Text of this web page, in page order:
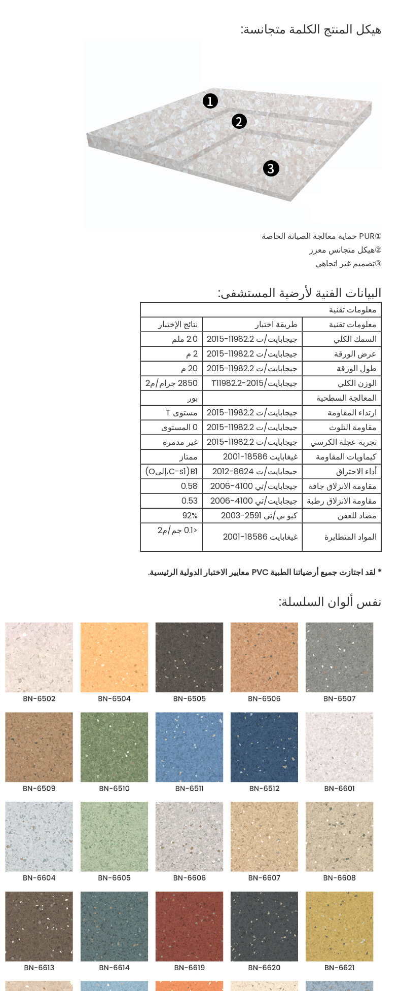
هيكل المنتج الكلمة متجانسة:
①PUR حماية معالجة الصيانة الخاصة
②هيكل متجانس معزز
③تصميم غير اتجاهي
البيانات الفنية لأرضية المستشفى:
معلومات تقنية
معلومات تقنية
طريقة اختبار
نتائج الإختبار
السمك الكلي
جيجابايت/ت 11982.2-2015
2.0 ملم
عرض الورقة
جيجابايت/ت 11982.2-2015
2 م
طول الورقة
جيجابايت/ت 11982.2-2015
20 م
الوزن الكلي
جيجابايت/T11982.2-2015
2850 جرام/م2
المعالجة السطحية
بور
ارتداء المقاومة
جيجابايت/ت 11982.2-2015
مستوى T
مقاومة التلوث
جيجابايت/ت 11982.2-2015
0 المستوى
تجربة عجلة الكرسي
جيجابايت/ت 11982.2-2015
غير مدمرة
كيماويات المقاومة
غيغابايت 18586-2001
ممتاز
أداء الاحتراق
جيجابايت/ت 8624-2012
B1(C-s1،إلىO)
مقاومة الانزلاق جافة
جيجابايت/تي 4100-2006
0.58
مقاومة الانزلاق رطبة
جيجابايت/تي 4100-2006
0.53
مضاد للعفن
كيو بي/تي 2591-2003
92%
المواد المتطايرة
غيغابايت 18586-2001
<0.1 جم/م2
* لقد اجتازت جميع أرضياتنا الطبية PVC معايير الاختبار الدولية الرئيسية.
نفس ألوان السلسلة: